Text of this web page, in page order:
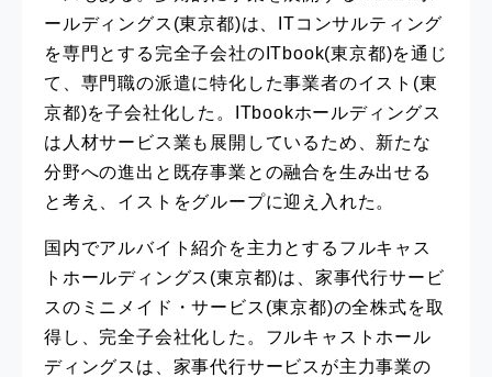
ールディングス(東京都)は、ITコンサルティング
を専門とする完全子会社のITbook(東京都)を通じ
て、専門職の派遣に特化した事業者のイスト(東
京都)を子会社化した。ITbookホールディングス
は人材サービス業も展開しているため、新たな
分野への進出と既存事業との融合を生み出せる
と考え、イストをグループに迎え入れた。
国内でアルバイト紹介を主力とするフルキャス
トホールディングス(東京都)は、家事代行サービ
スのミニメイド・サービス(東京都)の全株式を取
得し、完全子会社化した。フルキャストホール
ディングスは、家事代行サービスが主力事業の